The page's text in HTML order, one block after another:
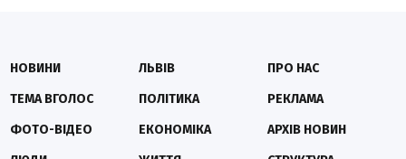
НОВИНИ
ТЕМА ВГОЛОС
ФОТО-ВІДЕО
ЛЬВІВ
ПОЛІТИКА
ЕКОНОМІКА
ПРО НАС
РЕКЛАМА
АРХІВ НОВИН